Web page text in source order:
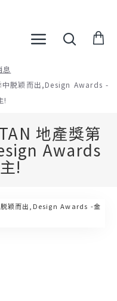
息
中脱颖而出,Design Awards -
!
地產獎第
Awards
!